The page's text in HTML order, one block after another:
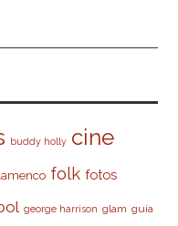
buddy holly cine
folk fotos
george harrison glam guía